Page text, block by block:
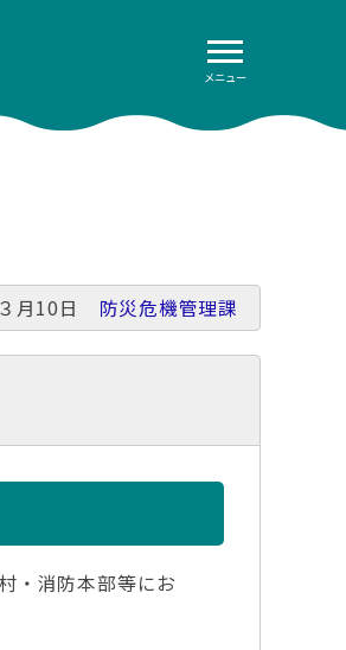
メニュー
月10日 防災危機管理課
・消防本部等にお